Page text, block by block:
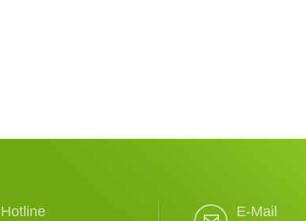
Hotline E-Mail